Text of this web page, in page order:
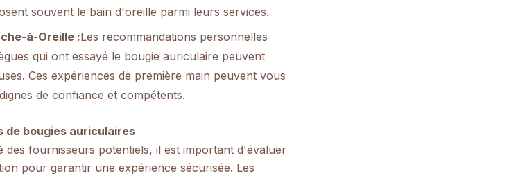
souvent le bain d'oreille parmi leurs services.
à-Oreille :Les recommandations personnelles
qui ont essayé le bougie auriculaire peuvent
Ces expériences de première main peuvent vous
de confiance et compétents.
de bougies auriculaires
des fournisseurs potentiels, il est important d'évaluer
pour garantir une expérience sécurisée. Les